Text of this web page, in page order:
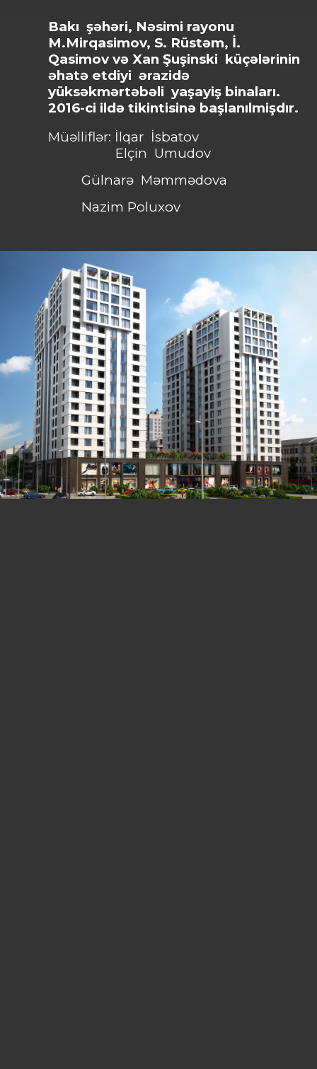
Bakı şəhəri, Nəsimi rayonu
M.Mirqasimov, S. Rüstəm, İ.
Qasimov və Xan Şuşinski küçələrinin
əhatə etdiyi ərazidə
yüksəkmərtəbəli yaşayiş binaları.
2016-ci ildə tikintisinə başlanılmişdır.
Müəlliflər: İlqar İsbatov
Elçin Umudov
Gülnarə Məmmədova
Nazim Poluxov